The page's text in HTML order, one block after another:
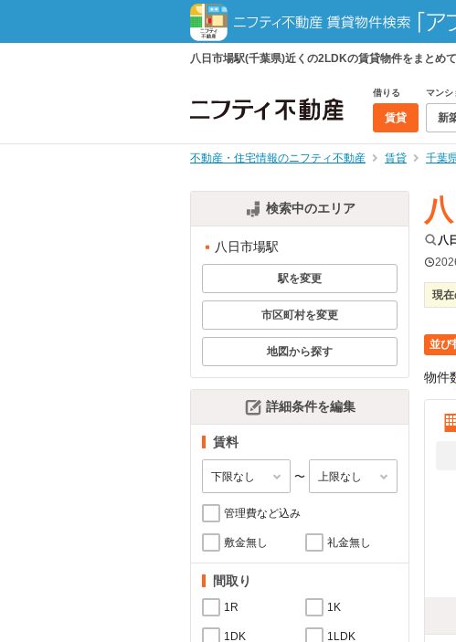
八日市場駅(千葉県)近くの2LDKの賃貸物件をまとめ
借りる
賃貸
マンシ
新
不動産・住宅情報のニフティ不動産 賃貸 千葉
検索中のエリア
八日市場駅
駅を変更
市区町村を変更
地図から探す
詳細条件を編集
賃料
〜
管理費など込み
敷金無し 礼金無し
間取り
1R 1K
1DK 1LDK
八
現在
並び
物件